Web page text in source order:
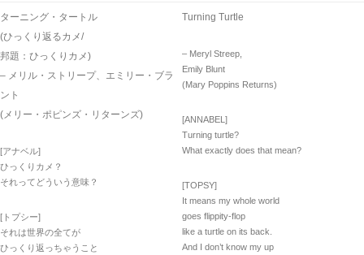
ターニング・タートル
(ひっくり返るカメ/
邦題：ひっくりカメ)
– メリル・ストリープ、エミリー・ブラ
ント
(メリー・ポピンズ・リターンズ)
[アナベル]
ひっくりカメ？
それってどういう意味？
[トプシー]
それは世界の全てが
ひっくり返っちゃうこと
Turning Turtle
– Meryl Streep,
Emily Blunt
(Mary Poppins Returns)
[ANNABEL]
Turning turtle?
What exactly does that mean?
[TOPSY]
It means my whole world
goes flippity-flop
like a turtle on its back.
And I don’t know my up